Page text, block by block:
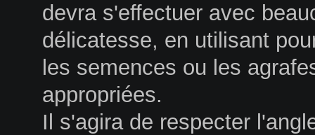
devra s'effectuer avec
délicatesse, en utilisant
les semences ou les
appropriées.
Il s'agira de respecter